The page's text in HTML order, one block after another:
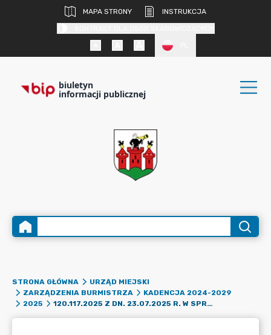
MAPA STRONY
INSTRUKCJA
biuletyn
informacji publicznej
STRONA GŁÓWNA
URZĄD MIEJSKI
ZARZĄDZENIA BURMISTRZA
KADENCJA 2024-2029
2025
120.117.2025 Z DN. 23.07.2025 R. W SPRAWIE WPROWADZENIA ZMIAN W BUDŻECIE MIASTA ŁĘCZYCA NA 2025 R. I PLANACH FINANSOWYCH JEDNOSTEK BUDŻETOWYCH.